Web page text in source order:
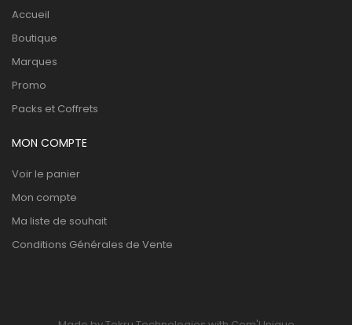
Accueil
Boutique
Marques
Promo
Packs et Coffrets
MON COMPTE
Voir le panier
Mon compte
Ma liste de souhait
Conditions Générales de Vente